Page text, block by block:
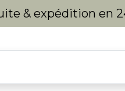
& expédition en